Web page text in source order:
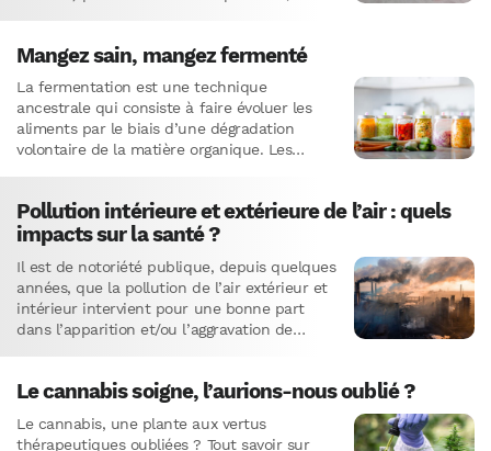
Mangez sain, mangez fermenté
La fermentation est une technique
ancestrale qui consiste à faire évoluer les
aliments par le biais d’une dégradation
volontaire de la matière organique. Les
Pollution intérieure et extérieure de l’air : quels
impacts sur la santé ?
Il est de notoriété publique, depuis quelques
années, que la pollution de l’air extérieur et
intérieur intervient pour une bonne part
dans l’apparition et/ou l’aggravation de
Le cannabis soigne, l’aurions-nous oublié ?
Le cannabis, une plante aux vertus
thérapeutiques oubliées ? Tout savoir sur